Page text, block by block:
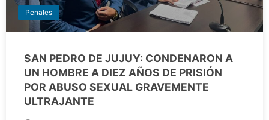
Penales
SAN PEDRO DE JUJUY: CONDENARON A
UN HOMBRE A DIEZ AÑOS DE PRISIÓN
POR ABUSO SEXUAL GRAVEMENTE
ULTRAJANTE